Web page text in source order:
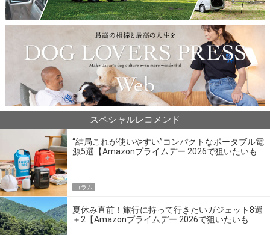
スペシャルレコメンド
“結局これが使いやすい”コンパクトなポータブル電
源5選【Amazonプライムデー 2026で狙いたいも
コラム
夏休み直前！旅行に持って行きたいガジェット8選
＋2【Amazonプライムデー 2026で狙いたいも